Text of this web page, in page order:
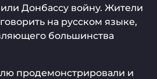
Донбассу войну. Жители
на русском языке,
большинства
продемонстрировали и